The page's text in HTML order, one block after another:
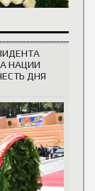
НАЦИИ
ДНЯ